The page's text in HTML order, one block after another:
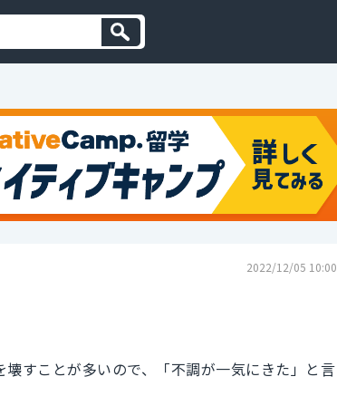
2022/12/05 10:00
すことが多いので、「不調が一気にきた」と言